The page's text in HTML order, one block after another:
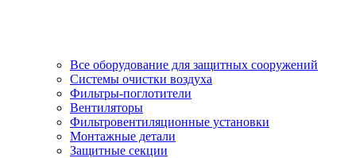
Все оборудование для защитных сооружений
Системы очистки воздуха
Фильтры-поглотители
Вентиляторы
Фильтровентиляционные установки
Монтажные детали
Защитные секции